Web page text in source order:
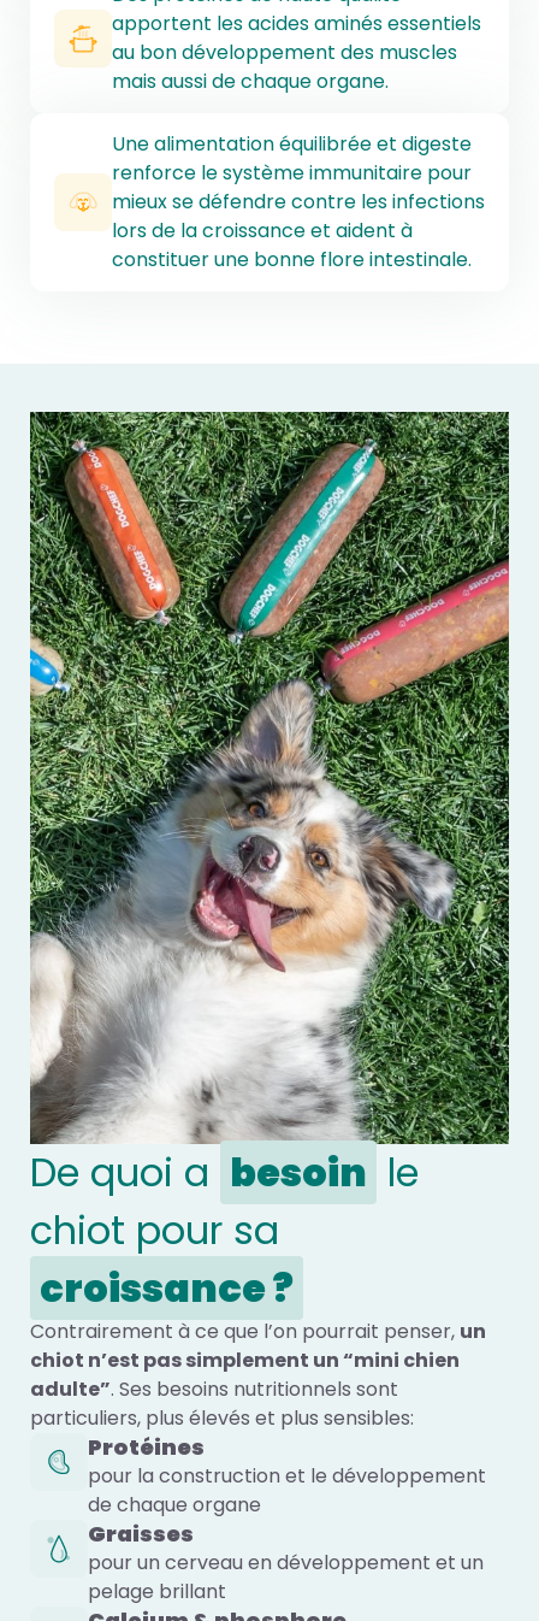
apportent les acides aminés essentiels
au bon développement des muscles
mais aussi de chaque organe.
Une alimentation équilibrée et digeste
renforce le système immunitaire pour
mieux se défendre contre les infections
lors de la croissance et aident à
constituer une bonne flore intestinale.
De quoi a besoin le
chiot pour sa
croissance ?
Contrairement à ce que l’on pourrait penser, un
chiot n’est pas simplement un “mini chien
adulte”. Ses besoins nutritionnels sont
particuliers, plus élevés et plus sensibles:
Protéines
pour la construction et le développement
de chaque organe
Graisses
pour un cerveau en développement et un
pelage brillant